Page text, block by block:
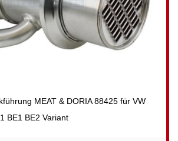
MEAT & DORIA 88425 für VW
BE1 BE2 Variant